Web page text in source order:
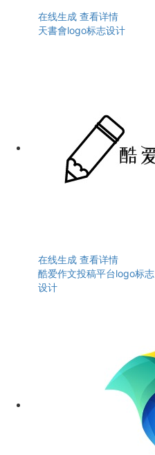
在线生成 查看详情
天書會logo标志设计
在线生成 查看详情
酷爱作文投稿平台logo标志
设计